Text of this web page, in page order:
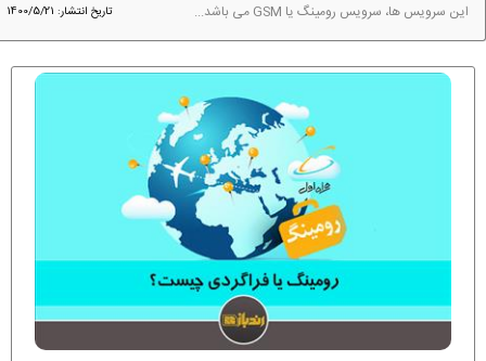
این سرویس ها، سرویس رومینگ یا GSM می باشد...
تاریخ انتشار: 1400/5/21